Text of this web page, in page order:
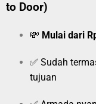
to Door)
💸 Mulai dari
✅ Sudah
tujuan